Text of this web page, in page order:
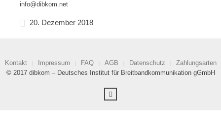
info@dibkom.net
20. Dezember 2018
Kontakt Impressum FAQ AGB Datenschutz
Zahlungsarten
© 2017 dibkom – Deutsches Institut für Breitbandkommunikation gGmbH